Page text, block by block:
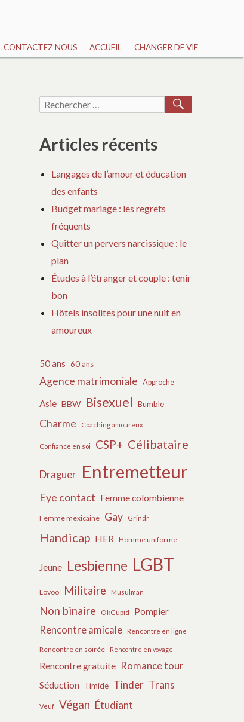
CONTACTEZ NOUS ACCUEIL CHANGER DE VIE
Recherche
Articles récents
Langages de l’amour et éducation
des enfants
Budget mariage : les regrets
fréquents
Quitter un pervers narcissique : le
plan
Études à l’étranger et couple : tenir
bon
Hôtels insolites pour une nuit en
amoureux
50 ans 60 ans
Agence matrimoniale Approche
Asie BBW Bisexuel Bumble
Charme Coaching amoureux
Confiance en soi CSP+ Célibataire
Draguer Entremetteur
Eye contact Femme colombienne
Femme mexicaine Gay Grindr
Handicap HER Homme uniforme
Jeune Lesbienne LGBT
Lovoo Militaire Musulman
Non binaire OkCupid Pompier
Rencontre amicale Rencontre en ligne
Rencontre en soirée Rencontre en voyage
Rencontre gratuite Romance tour
Séduction Timide Tinder Trans
Veuf Végan Étudiant